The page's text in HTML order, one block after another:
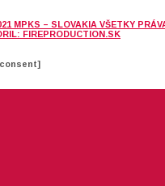
MPKS – SLOVAKIA VŠETKY PRÁVA
FIREPRODUCTION.SK